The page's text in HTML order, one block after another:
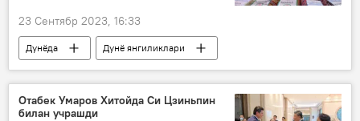
23 Сентябр 2023, 16:33
Дунёда
Дунё янгиликлари
Россия
Ўзбекистон
гўшт
экспорт
Отабек Умаров Хитойда Си Цзиньпин
билан учрашди